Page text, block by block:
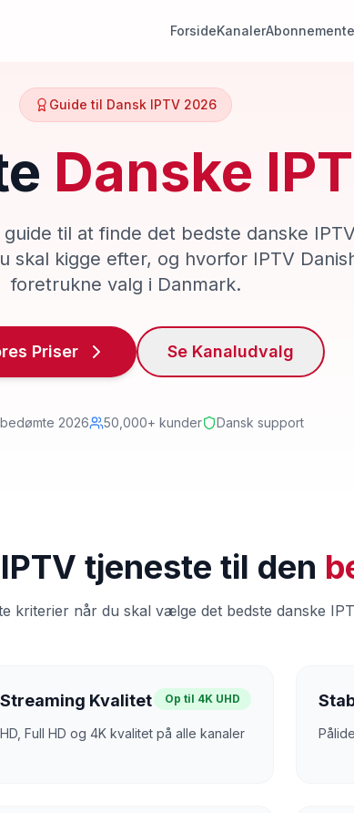
ForsideKanaler
Guide til Dansk IPTV 2026
Danske
til at finde det bedste danske
skal kigge efter, og hvorfor IPTV
foretrukne valg i Danmark.
Priser Se Kanaludvalg
2026 50,000+ kunder Dansk support
tjeneste til den
kriterier når du skal vælge det bedste danske
Streaming Kvalitet Op til 4K UHD
HD, Full HD og 4K kvalitet på alle kanaler